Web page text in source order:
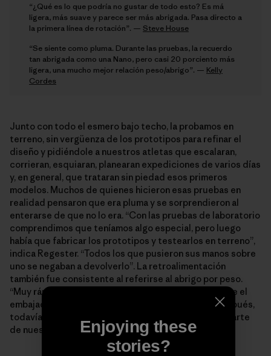
“¿Qué es lo que podría no gustar de todo esto? Es má
ligera, más suave y parece ser más abrigada. Pasa directo a
la primera línea de rotación”. — Steve House
“Se siente como pluma. Durante las pruebas, la recuerdo
tan abrigada como una Nano, pero casi 20 porciento más
ligera, una mucho mejor relación peso/abrigo”. — Kelly
Cordes
Junto con todo el esmero bajo techo, la probamos en
terreno, sin vergüenza de los prototipos para refinar el
diseño y pidiéndole a nuestros atletas que escalaran,
corrieran, esquiaran, planearan expediciones de varios días
y, en general, que trataran sin piedad esos primeros
modelos. Muchos de quienes hicieron esas pruebas en
realidad pensaron que era pluma y se sorprendieron al
enterarse de que no lo era. “Con las pruebas de laboratorio
comprendimos que teníamos algo especial, pero luego
había que fabricar los prototipos y testearlos en terreno”,
indica Regester. “Todos los que pusieron sus manos sobre
uno se negaban a devolverlo”. La retroalimentación
también fue consistente al referirse al abrigo por peso.
“Muy rápido me di cuenta de que teníamos algo”, dice el
embajador de escalada, Kelly Cordes. Tres años después,
todavía está en lo más alto de la rotación para gran parte
de nuestro equipo en terreno.Enjoying these
stories?